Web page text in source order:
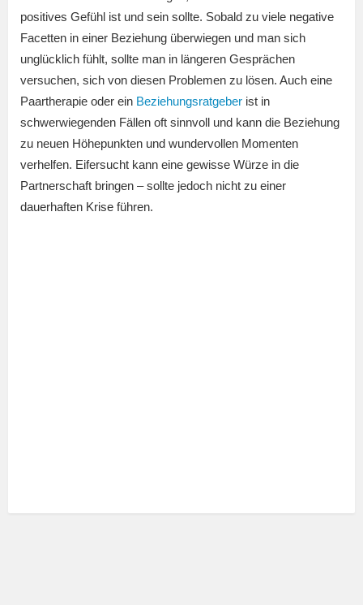
positives Gefühl ist und sein sollte. Sobald zu viele negative
Facetten in einer Beziehung überwiegen und man sich
unglücklich fühlt, sollte man in längeren Gesprächen
versuchen, sich von diesen Problemen zu lösen. Auch eine
Paartherapie oder ein Beziehungsratgeber ist in
schwerwiegenden Fällen oft sinnvoll und kann die Beziehung
zu neuen Höhepunkten und wundervollen Momenten
verhelfen. Eifersucht kann eine gewisse Würze in die
Partnerschaft bringen – sollte jedoch nicht zu einer
dauerhaften Krise führen.